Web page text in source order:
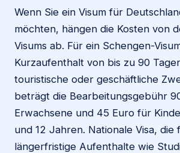
Wenn Sie ein Visum für
möchten, hängen die Kosten von
Visums ab. Für ein Schengen-
Kurzaufenthalt von bis zu 90
touristische oder geschäftliche
beträgt die Bearbeitungsgebühr
Erwachsene und 45 Euro für
und 12 Jahren. Nationale Visa, die
längerfristige Aufenthalte wie